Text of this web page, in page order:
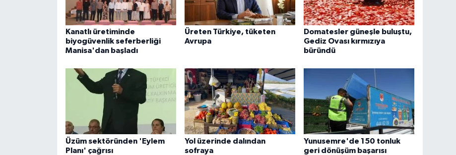
Kanatlı üretiminde
biyogüvenlik seferberliği
Manisa'dan başladı
Üreten Türkiye, tüketen
Avrupa
Domatesler güneşle buluştu,
Gediz Ovası kırmızıya
büründü
Üzüm sektöründen 'Eylem
Planı' çağrısı
Yol üzerinde dalından
sofraya
Yunusemre'de 150 tonluk
geri dönüşüm başarısı